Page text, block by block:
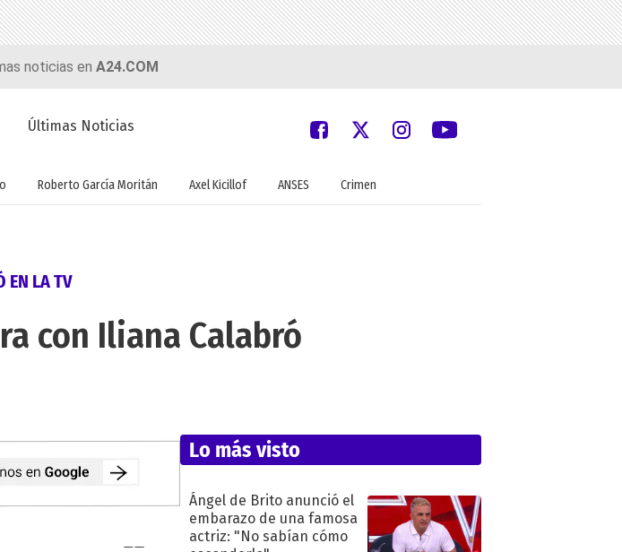
noticias en A24.COM
Últimas Noticias
Roberto García Moritán Axel Kicillof ANSES Crimen
EN LA TV
con Iliana Calabró
Lo más visto
Ángel de Brito anunció el
embarazo de una famosa
actriz: "No sabían cómo